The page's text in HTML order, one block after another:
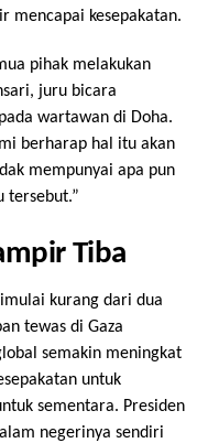
mencapai kesepakatan.
pihak melakukan
juru bicara
wartawan di Doha.
berharap hal itu akan
mempunyai apa pun
tersebut.”
Tiba
kurang dari dua
tewas di Gaza
semakin meningkat
untuk
sementara. Presiden
negerinya sendiri